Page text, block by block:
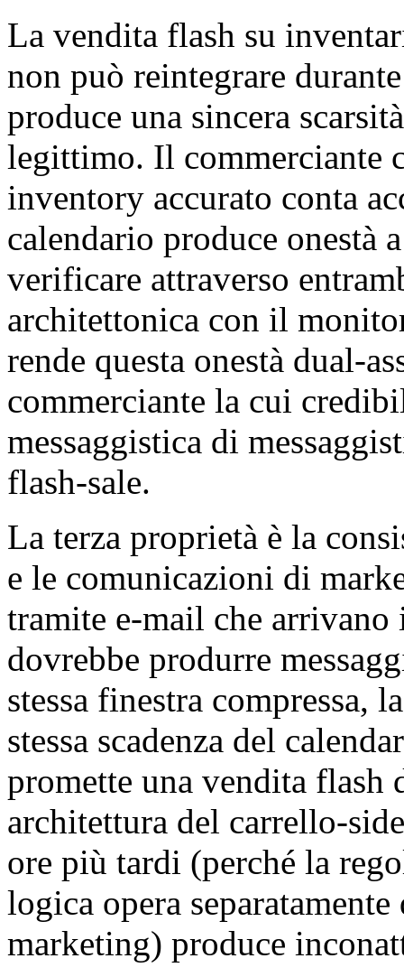
La vendita flash su
non può reintegrare
produce una sincera
legittimo. Il commerciante
inventory accurato conta
calendario produce onestà
verificare attraverso
architettonica con il
rende questa onestà dual-
commerciante la cui
messaggistica di
flash-sale.
La terza proprietà è la
e le comunicazioni di
tramite e-mail che
dovrebbe produrre
stessa finestra compressa,
stessa scadenza del
promette una vendita flash
architettura del carrello-
ore più tardi (perché la
logica opera
marketing) produce